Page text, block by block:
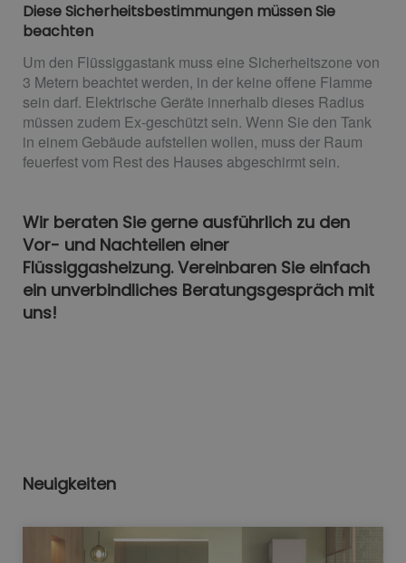
Diese Sicherheitsbestimmungen müssen Sie
beachten
Um den Flüssiggastank muss eine Sicherheitszone von
3 Metern beachtet werden, in der keine offene Flamme
sein darf. Elektrische Geräte innerhalb dieses Radius
müssen zudem Ex-geschützt sein. Wenn Sie den Tank
in einem Gebäude aufstellen wollen, muss der Raum
feuerfest vom Rest des Hauses abgeschirmt sein.
Wir beraten Sie gerne ausführlich zu den
Vor- und Nachteilen einer
Flüssiggasheizung. Vereinbaren Sie einfach
ein unverbindliches Beratungsgespräch mit
uns!
Neuigkeiten